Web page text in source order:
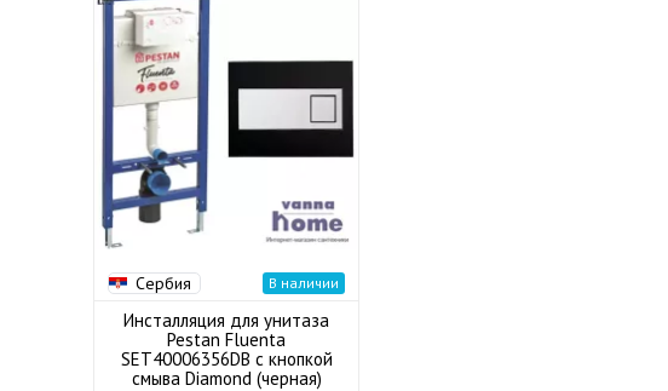
Сербия В наличии
Инсталляция для унитаза
Pestan Fluenta
SET40006356DB с кнопкой
смыва Diamond (черная)